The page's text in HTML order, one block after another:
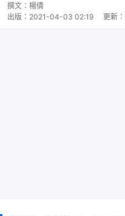
撰文： 楊倩
出版： 2021-04-03 02:19 更新：